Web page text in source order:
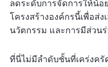
ลดระดับการจัดการให้น้
โครงสร้างองค์กรนี้เพื่อส่ง
นวัตกรรม และการมีส่วน
ที่นี่ไม่มีลำดับชั้นที่เคร่งค